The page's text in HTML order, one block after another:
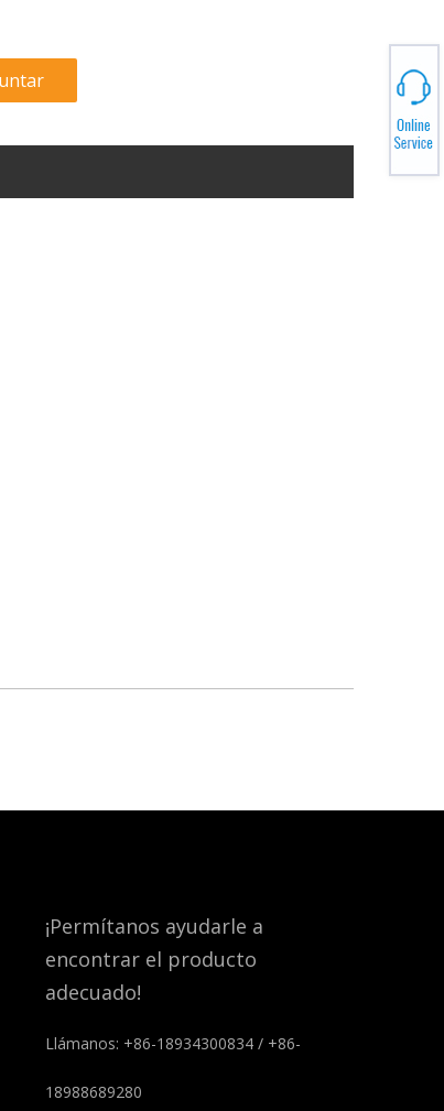
¡Permítanos ayudarle a
encontrar el producto
adecuado!
Llámanos: +86-18934300834 / +86-
18988689280